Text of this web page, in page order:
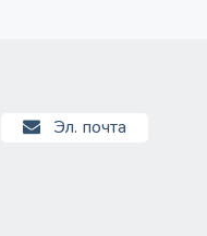
Эл. почта